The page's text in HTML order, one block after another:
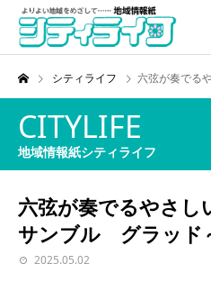
シティライフ 六弦が奏でるやさし
CITYLIFE
地域情報紙シティライフ
六弦が奏でるやさし
サンブル グラッド
2025.05.02